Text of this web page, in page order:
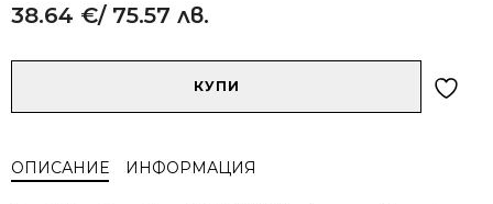
38.64 €/ 75.57 лв.
стена
КУПИ
ОПИСАНИЕ ИНФОРМАЦИЯ